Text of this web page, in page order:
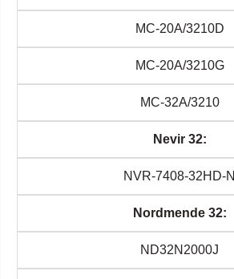
MC-20A/3210D
MC-20A/3210G
MC-32A/3210
Nevir 32:
NVR-7408-32HD-N
Nordmende 32:
ND32N2000J